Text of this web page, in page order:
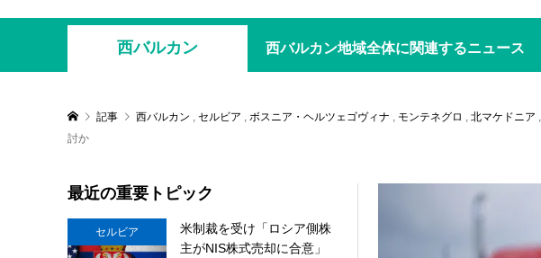
西バルカン 西バルカン地域全体に関連するニュース
記事 西バルカン セルビア ボスニア・ヘルツェゴヴィナ モンテネグロ 北マケドニア
討か
最近の重要トピック
セルビア
米制裁を受け「ロシア側株
主がNIS株式売却に合意」